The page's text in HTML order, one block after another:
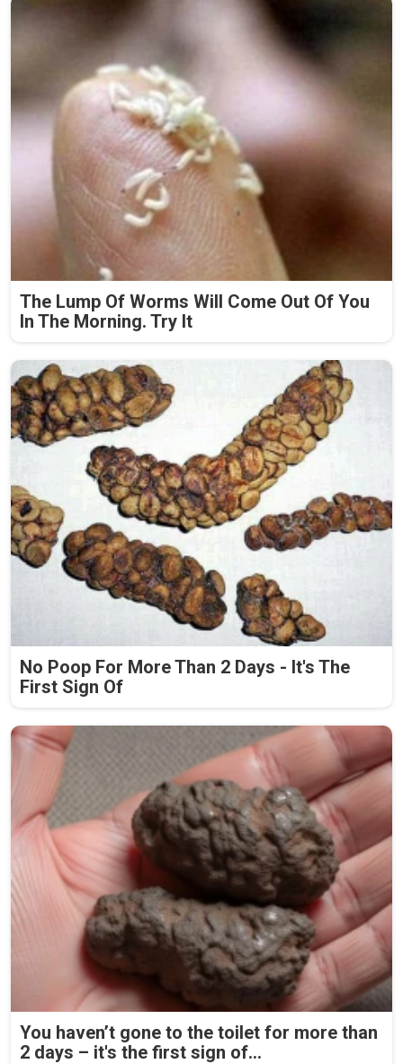
The Lump Of Worms Will Come Out Of You
In The Morning. Try It
No Poop For More Than 2 Days - It's The
First Sign Of
You haven’t gone to the toilet for more than
2 days – it's the first sign of...